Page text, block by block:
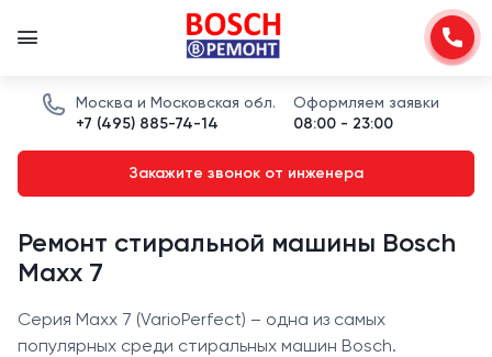
Москва и Московская обл.
+7 (495) 885-74-14
Оформляем заявки
08:00 - 23:00
Закажите звонок от инженера
Ремонт стиральной машины Bosch
Maxx 7
Серия Maxx 7 (VarioPerfect) – одна из самых
популярных среди стиральных машин Bosch.